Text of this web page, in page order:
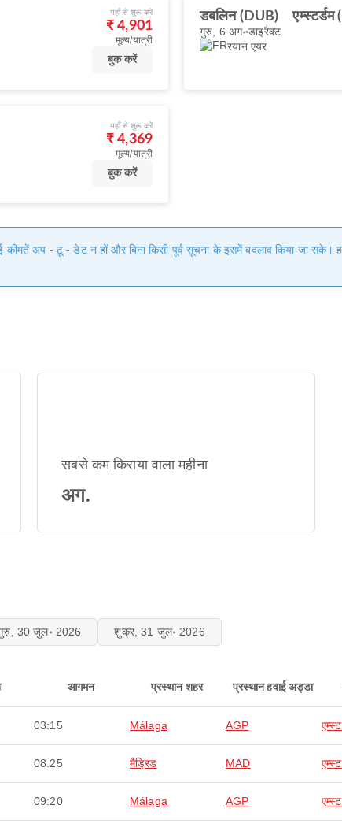
यहाँ से शुरू करें
₹ 4,901
मूल्य/यात्री
बुक करें
डबलिन (DUB)
गुरु, 6 अग॰डाइरैक्ट
रयान एयर
यहाँ से शुरू करें
₹ 4,369
मूल्य/यात्री
बुक करें
कीमतें अप - टू - डेट न हों और बिना किसी पूर्व सूचना के इसमें बदलाव किया जा सके।
सबसे कम किराया वाला महीना
अग.
30 जुल॰ 2026 शुक्र, 31 जुल॰ 2026
आगमन प्रस्थान शहर प्रस्थान हवाई अड्डा
03:15 Málaga AGP
08:25 मैड्रिड MAD
09:20 Málaga AGP